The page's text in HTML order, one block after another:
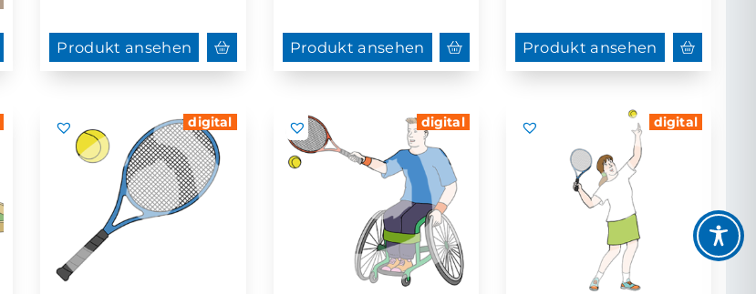
Produkt ansehen Produkt ansehen Produkt ansehen
digital digital digital